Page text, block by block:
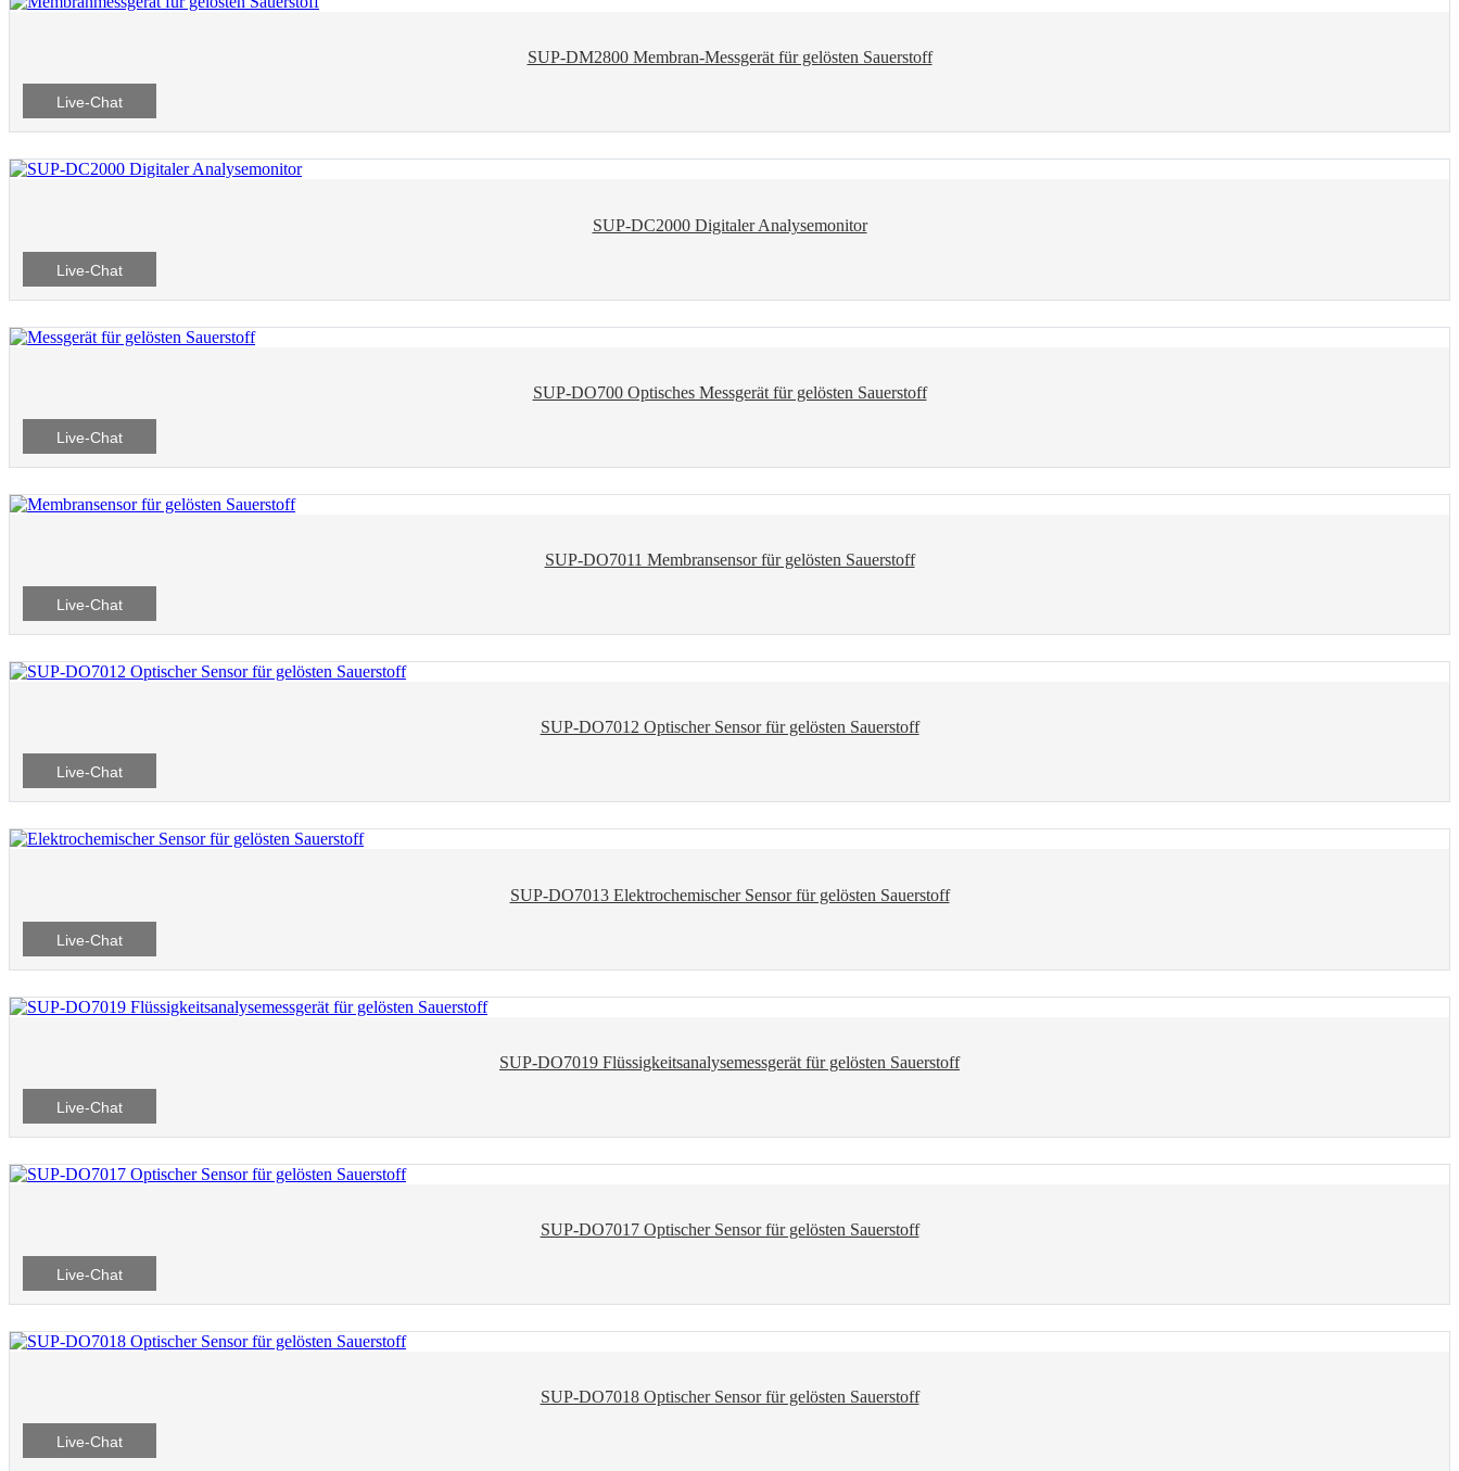
SUP-DM2800 Membran-Messgerät für gelösten Sauerstoff
Live-Chat
SUP-DC2000 Digitaler Analysemonitor
Live-Chat
SUP-DO700 Optisches Messgerät für gelösten Sauerstoff
Live-Chat
SUP-DO7011 Membransensor für gelösten Sauerstoff
Live-Chat
SUP-DO7012 Optischer Sensor für gelösten Sauerstoff
Live-Chat
SUP-DO7013 Elektrochemischer Sensor für gelösten Sauerstoff
Live-Chat
SUP-DO7019 Flüssigkeitsanalysemessgerät für gelösten Sauerstoff
Live-Chat
SUP-DO7017 Optischer Sensor für gelösten Sauerstoff
Live-Chat
SUP-DO7018 Optischer Sensor für gelösten Sauerstoff
Live-Chat